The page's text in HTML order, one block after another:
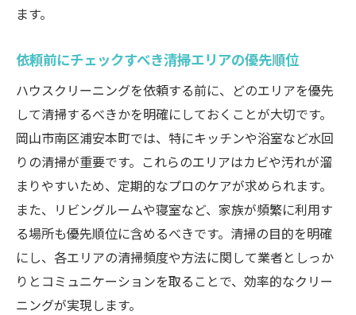
口コミとリピート率の高い業者を選ぶ理由
地元特有のサービス提供を行う業者の見つ
け方
特典や割引キャンペーンを活用する方法
地域密着型のサービス提供の利点
オンラインでの情報収集のコツ
見積もりと保証が重要！ハウスクリーニング依
頼の成功ポイント
見積もりの詳細確認で後悔しない選択を
保証内容の確認で安心感を得る
ます。
依頼前にチェックすべき清掃エリアの優先順位
ハウスクリーニングを依頼する前に、どのエリアを優先
して清掃するべきかを明確にしておくことが大切です。
岡山市南区浦安本町では、特にキッチンや浴室など水回
りの清掃が重要です。これらのエリアはカビや汚れが溜
まりやすいため、定期的なプロのケアが求められます。
また、リビングルームや寝室など、家族が頻繁に利用す
る場所も優先順位に含めるべきです。清掃の目的を明確
にし、各エリアの清掃頻度や方法に関して業者としっか
りとコミュニケーションを取ることで、効率的なクリー
ニングが実現します。